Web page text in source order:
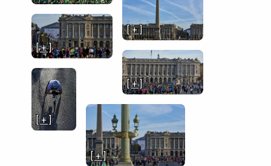
[ + ]
[ + ]
[ + ]
[ + ]
[ + ]